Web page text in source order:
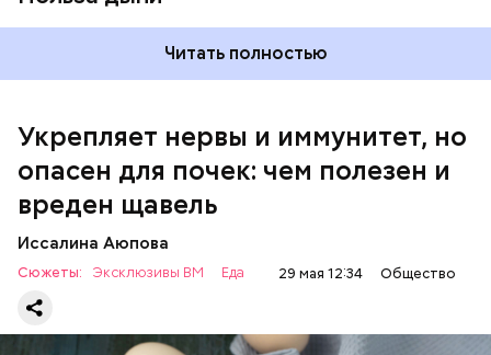
Читать полностью
Укрепляет нервы и иммунитет, но
опасен для почек: чем полезен и
вреден щавель
Иссалина Аюпова
Сюжеты: Эксклюзивы ВМ Еда 29 мая 12:34 Общество
— Если человек уже болеет мочекаменной
болезнью, щавель ему не рекомендуется. При
артрите, гастрите, холецистите, синдроме
раздраженного кишечника, язвах и панкреатите
продукт тоже лучше исключить из рациона, —
предупредила врач. — Он может привести к
повышению кислотности желудка и раздражать
слизистые оболочки.